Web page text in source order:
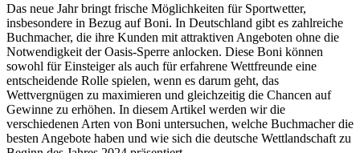
Das neue Jahr bringt frische Möglichkeiten für Sportwetter,
insbesondere in Bezug auf Boni. In Deutschland gibt es zahlreiche
Buchmacher, die ihre Kunden mit attraktiven Angeboten ohne die
Notwendigkeit der Oasis-Sperre anlocken. Diese Boni können
sowohl für Einsteiger als auch für erfahrene Wettfreunde eine
entscheidende Rolle spielen, wenn es darum geht, das
Wettvergnügen zu maximieren und gleichzeitig die Chancen auf
Gewinne zu erhöhen. In diesem Artikel werden wir die
verschiedenen Arten von Boni untersuchen, welche Buchmacher die
besten Angebote haben und wie sich die deutsche Wettlandschaft zu